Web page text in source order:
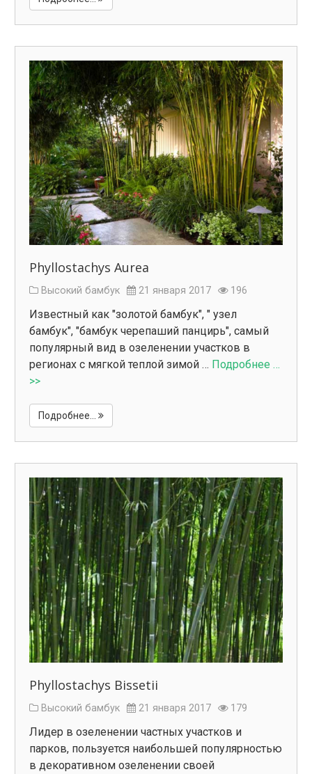
Phyllostachys Aurea
Высокий бамбук 21 января 2017 196
Известный как "золотой бамбук", " узел
бамбук", "бамбук черепаший панцирь", самый
популярный вид в озеленении участков в
регионах с мягкой теплой зимой … Подробнее …
>>
Подробнее...
Phyllostachys Bissetii
Высокий бамбук 21 января 2017 179
Лидер в озеленении частных участков и
парков, пользуется наибольшей популярностью
в декоративном озеленении своей